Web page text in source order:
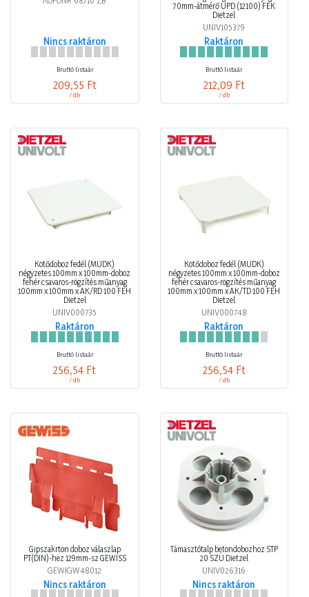
Nincs raktáron
Bruttó listaár
209,55 Ft
/ db
70mm-átmérő UPD (12100) FEK
Dietzel
UNIV105379
Raktáron
Bruttó listaár
212,09 Ft
/ db
Kötődoboz fedél (MÜDK)
négyzetes 100mm x 100mm-doboz
fehér csavaros-rögzítés műanyag
100mm x 100mm x AK/RD 100 FEH
Dietzel
UNIV000735
Raktáron
Bruttó listaár
256,54 Ft
/ db
Kötődoboz fedél (MÜDK)
négyzetes 100mm x 100mm-doboz
fehér csavaros-rögzítés műanyag
100mm x 100mm x AK/TD 100 FEH
Dietzel
UNIV000748
Raktáron
Bruttó listaár
256,54 Ft
/ db
Gipszakrton doboz válaszlap
PT(DIN)-hez 129mm-sz GEWISS
GEWIGW48012
Nincs raktáron
Támasztótalp betondobozhoz STP
20 SZÜ Dietzel
UNIV026316
Nincs raktáron